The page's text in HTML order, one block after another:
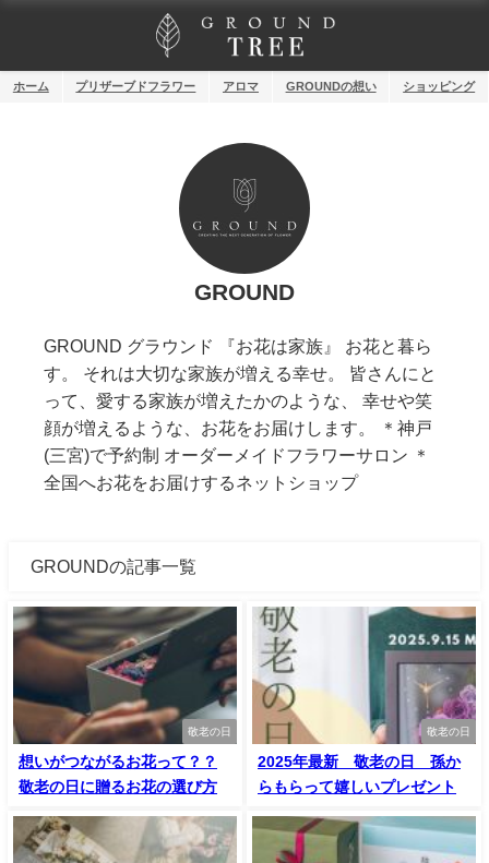
ホーム プリザーブドフラワー アロマ GROUNDの想い ショッピング
GROUND
GROUND グラウンド 『お花は家族』 お花と暮ら
す。 それは大切な家族が増える幸せ。 皆さんにと
って、愛する家族が増えたかのような、 幸せや笑
顔が増えるような、お花をお届けします。 ＊神戸
(三宮)で予約制 オーダーメイドフラワーサロン ＊
全国へお花をお届けするネットショップ
GROUNDの記事一覧
敬老の日
想いがつながるお花って？？
敬老の日に贈るお花の選び方
敬老の日
2025年最新 敬老の日 孫か
らもらって嬉しいプレゼント